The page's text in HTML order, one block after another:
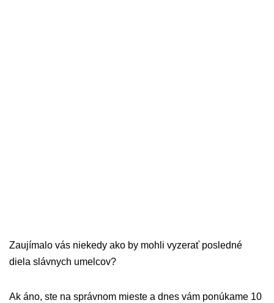
Zaujímalo vás niekedy ako by mohli vyzerať posledné
diela slávnych umelcov?
Ak áno, ste na správnom mieste a dnes vám ponúkame 10